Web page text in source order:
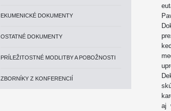
EKUMENICKÉ DOKUMENTY
OSTATNÉ DOKUMENTY
PRÍLEŽITOSTNÉ MODLITBY A POBOŽNOSTI
ZBORNÍKY Z KONFERENCIÍ
aj